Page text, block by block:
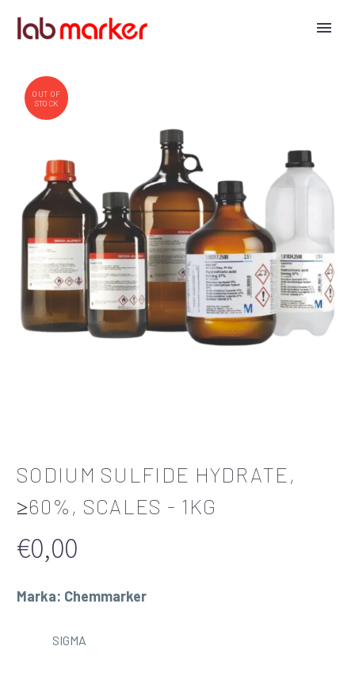
OUT OF
STOCK
SODIUM SULFIDE HYDRATE,
≥60%, SCALES - 1KG
€0,00
Marka: Chemmarker
SIGMA